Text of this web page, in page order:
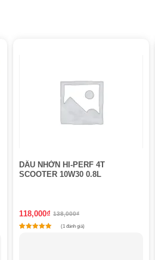
DẦU NHỜN HI-PERF 4T
SCOOTER 10W30 0.8L
118,000₫ 138,000₫
(1 đánh giá)